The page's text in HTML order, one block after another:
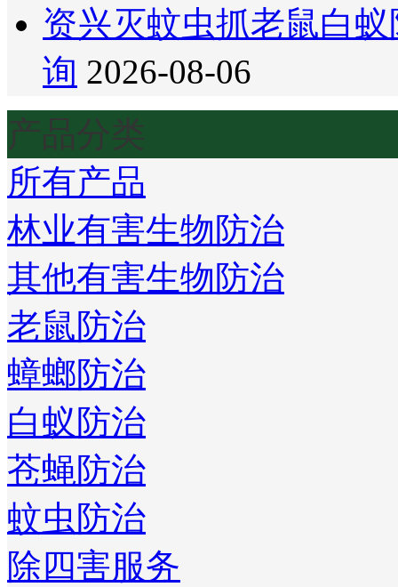
资兴灭蚊虫抓老鼠白
询 2026-08-06
产品分类
所有产品
林业有害生物防治
其他有害生物防治
老鼠防治
蟑螂防治
白蚁防治
苍蝇防治
蚊虫防治
除四害服务